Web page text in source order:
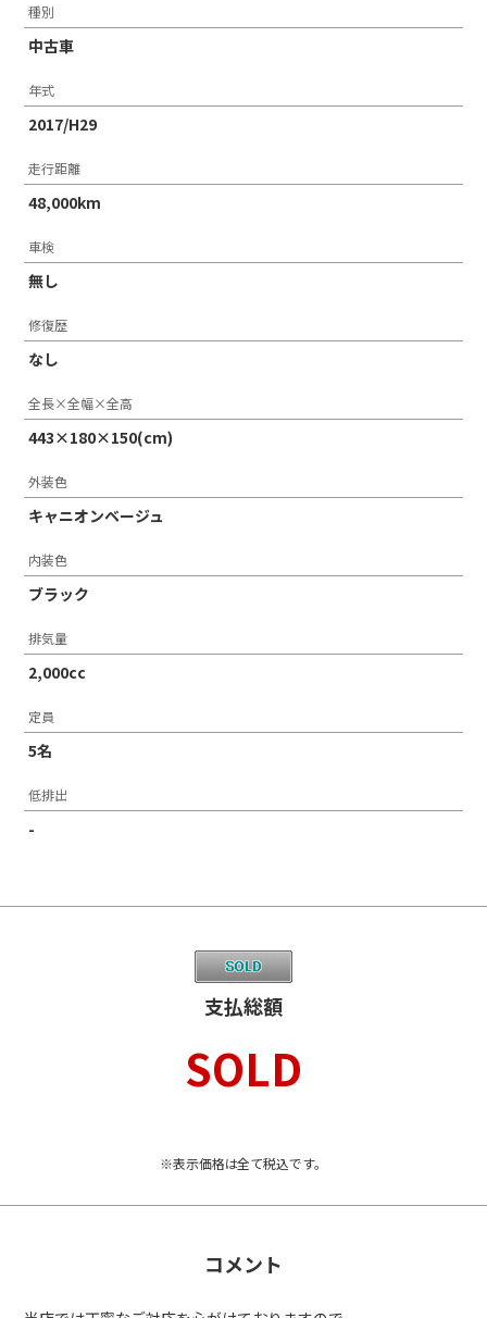
種別
中古車
年式
2017/H29
走行距離
48,000km
車検
無し
修復歴
なし
全長×全幅×全高
443×180×150(cm)
外装色
キャニオンベージュ
内装色
ブラック
排気量
2,000cc
定員
5名
低排出
-
支払総額
SOLD
※表示価格は全て税込です。
コメント